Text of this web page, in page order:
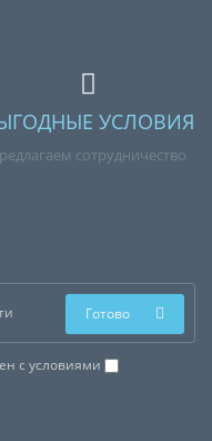
УСЛОВИЯ
сотрудничество
с условиями
Готово